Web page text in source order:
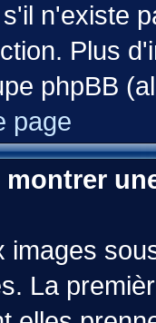
n'existe
Plus
phpBB
page
images
La